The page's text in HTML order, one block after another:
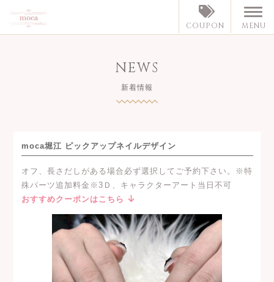
COUPON MENU
NEWS
新着情報
moca堀江 ピックアップネイルデザイン
オフ、長さだしがある場合必ず選択してご予約下さい。※特
殊パーツ追加料金※3Ｄ、キャラクターアート当日不可
おすすめクーポンはこちら